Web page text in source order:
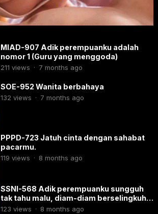
MIAD-907 Adik perempuanku adalah
nomor 1 (Guru yang menggoda)
211 views · 7 months ago
SOE-952 Wanita berbahaya
132 views · 7 months ago
PPPD-723​ Jatuh cinta dengan sahabat
pacarmu.
119 views · 8 months ago
SSNI-568 Adik perempuanku sungguh
tak tahu malu, diam-diam berselingkuh
dengan pacarku.
123 views · 8 months ago